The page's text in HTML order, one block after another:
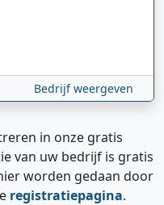
Bedrijf weergeven
in onze gratis
van uw bedrijf is gratis
worden gedaan door
registratiepagina.